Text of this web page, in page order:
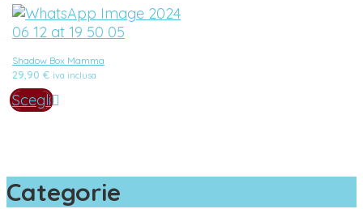
Shadow Box Mamma
29,90 € iva inclusa
Scegli
Categorie